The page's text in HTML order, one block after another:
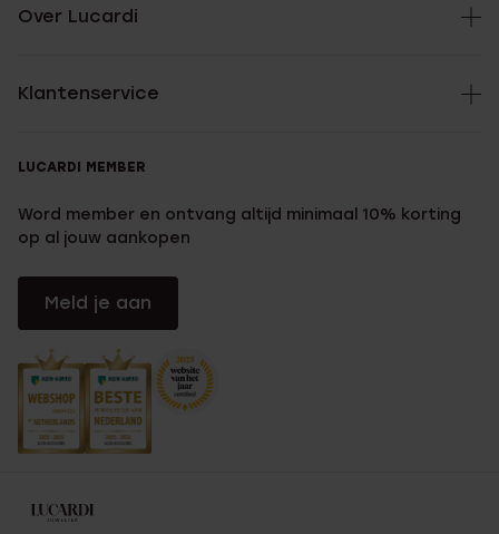
Over Lucardi
Klantenservice
LUCARDI MEMBER
Word member en ontvang altijd minimaal 10% korting
op al jouw aankopen
Meld je aan